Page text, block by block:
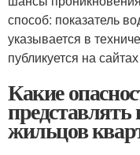
способ: показатель
указывается в
публикуется на
Какие
представлять
жильцов